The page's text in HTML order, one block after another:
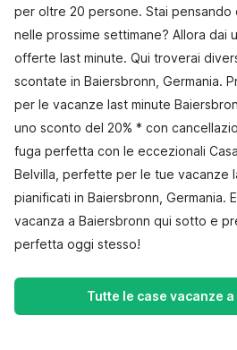
per oltre 20 persone. Stai pensando
nelle prossime settimane? Allora dai
offerte last minute. Qui troverai
scontate in Baiersbronn, Germania.
per le vacanze last minute
uno sconto del 20% * con
fuga perfetta con le eccezionali
Belvilla, perfette per le tue vacanze
pianificati in Baiersbronn, Germania.
vacanza a Baiersbronn qui sotto e
perfetta oggi stesso!
Tutte le case vacanze